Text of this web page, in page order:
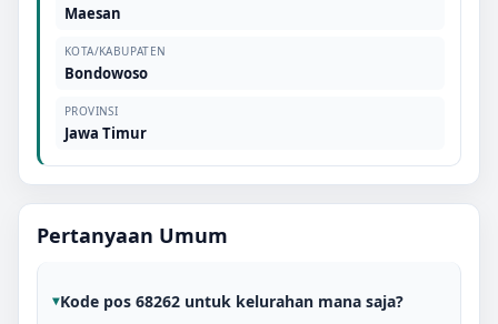
Maesan
KOTA/KABUPATEN
Bondowoso
PROVINSI
Jawa Timur
Pertanyaan Umum
Kode pos 68262 untuk kelurahan mana saja?